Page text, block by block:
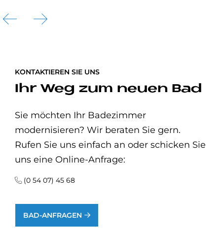
KONTAKTIEREN SIE UNS
Ihr Weg zum neuen Bad
Sie möchten Ihr Badezimmer
modernisieren? Wir beraten Sie gern.
Rufen Sie uns einfach an oder schicken Sie
uns eine Online-Anfrage:
(0 54 07) 45 68
BAD-ANFRAGEN